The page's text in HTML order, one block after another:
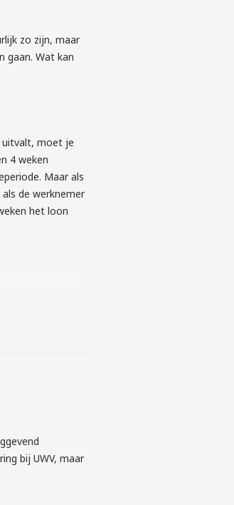
zo zijn, maar
gaan. Wat kan
uitvalt, moet je
4 weken
Maar als
de werknemer
het loon
bij UWV, maar